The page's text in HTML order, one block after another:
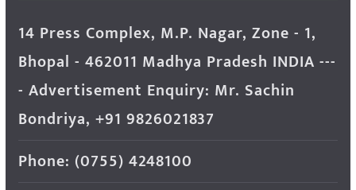
14 Press Complex, M.P. Nagar, Zone - 1,
Bhopal - 462011 Madhya Pradesh INDIA ---
- Advertisement Enquiry: Mr. Sachin
Bondriya, +91 9826021837
Phone: (0755) 4248100